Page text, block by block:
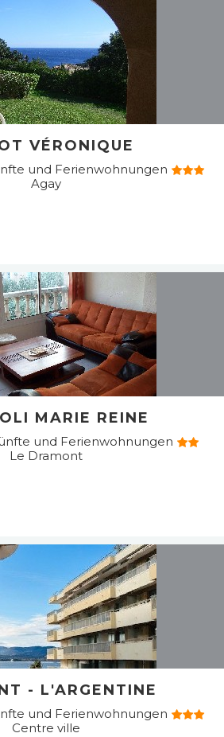
VÉRONIQUE
und Ferienwohnungen
Agay
MARIE REINE
und Ferienwohnungen
Le Dramont
- L'ARGENTINE
und Ferienwohnungen
Centre ville